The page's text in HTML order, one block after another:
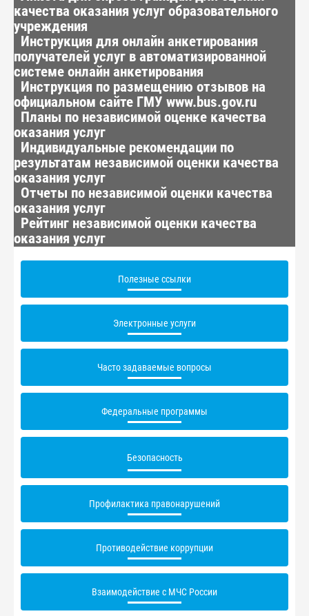
качества оказания услуг образовательного
учреждения
Инструкция для онлайн анкетирования
получателей услуг в автоматизированной
системе онлайн анкетирования
Инструкция по размещению отзывов на
официальном сайте ГМУ www.bus.gov.ru
Планы по независимой оценке качества
оказания услуг
Индивидуальные рекомендации по
результатам независимой оценки качества
оказания услуг
Отчеты по независимой оценки качества
оказания услуг
Рейтинг независимой оценки качества
оказания услуг
Полезные ссылки
Электронные услуги
Часто задаваемые вопросы
Федеральные программы
Безопасность
Профилактика правонарушений
Противодействие коррупции
Взаимодействие с МЧС России